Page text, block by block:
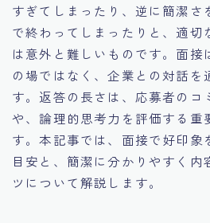
15.職場適応力をアピールする
16.エージェントと良好な関係
17.面接でブランクを効果的に伝
18.転職後の職場に適応するた
すぎてしまったり、逆に簡潔さ
で終わってしまったりと、適切
は意外と難しいものです。面接
の場ではなく、企業との対話を
す。返答の長さは、応募者のコ
や、論理的思考力を評価する重
す。本記事では、面接で好印象
目安と、簡潔に分かりやすく内
ツについて解説します。